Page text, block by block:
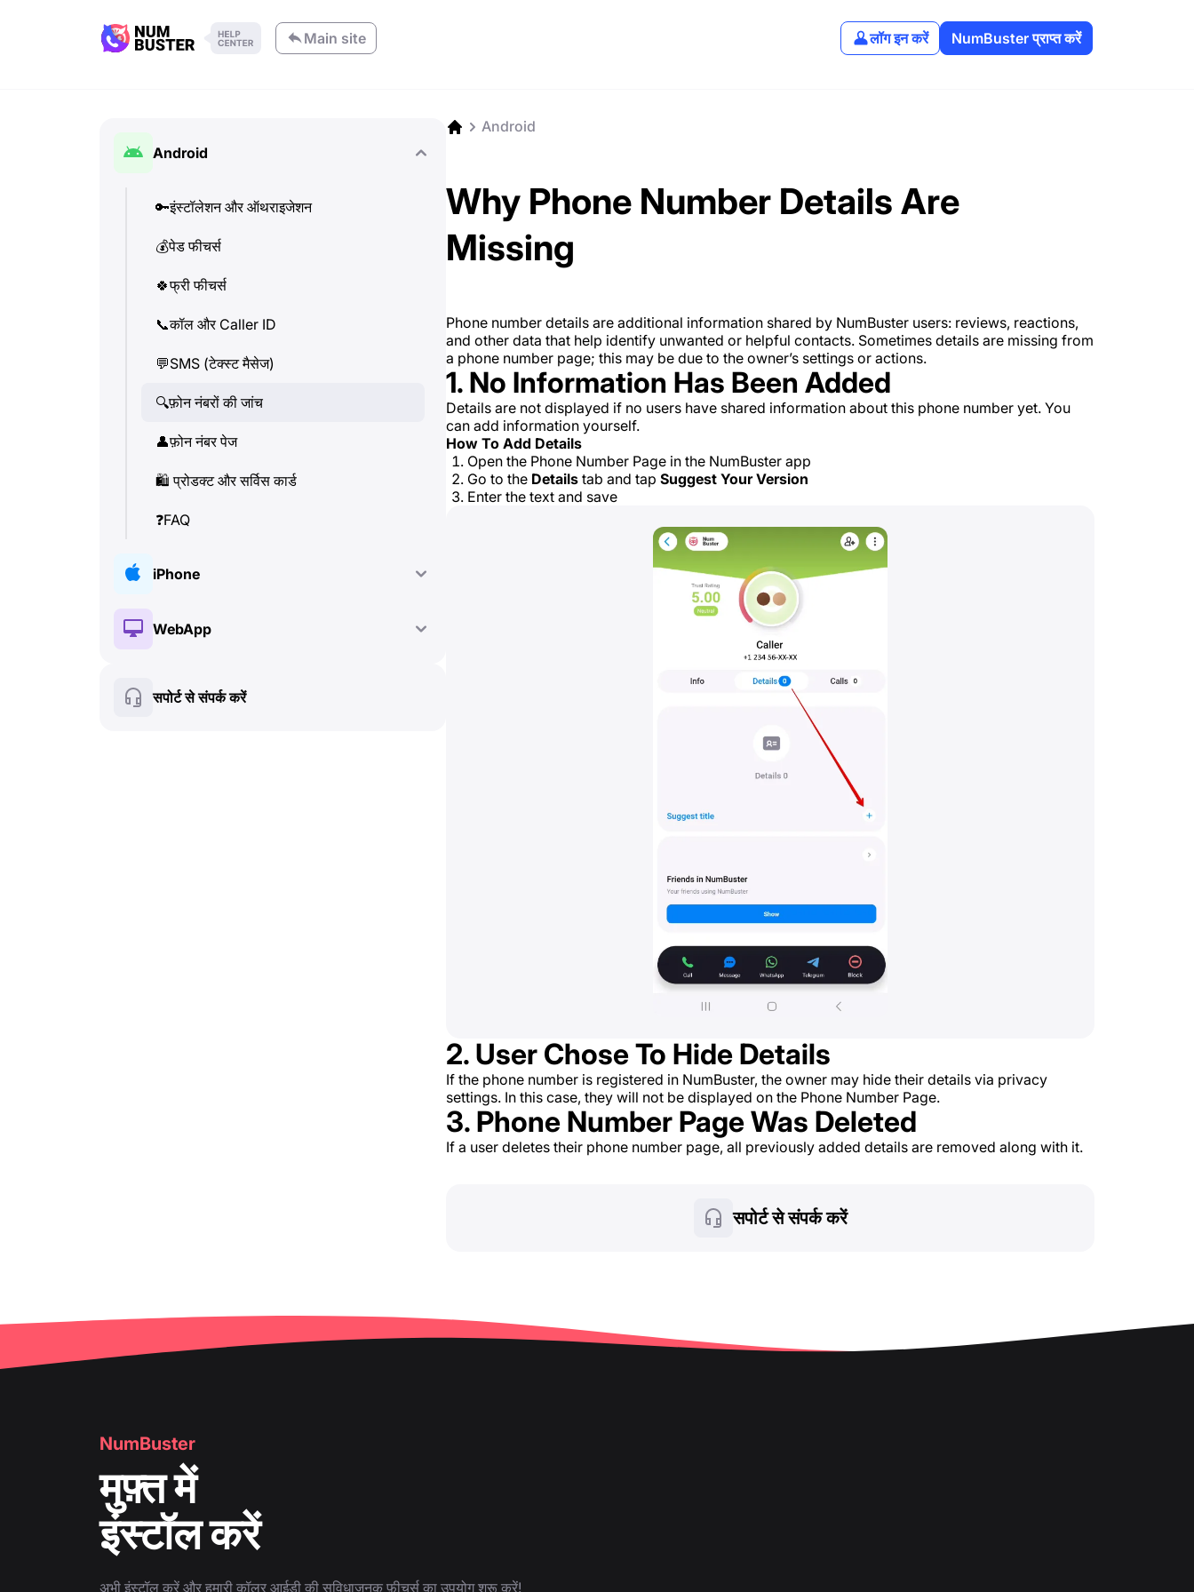
Main site लॉग इन करें NumBuster प्राप्त करें
Android
🔑इंस्टॉलेशन और ऑथराइजेशन
💰पेड फीचर्स
🍀फ्री फीचर्स
📞कॉल और Caller ID
💬SMS (टेक्स्ट मैसेज)
🔍फ़ोन नंबरों की जांच
👤फ़ोन नंबर पेज
🛍 ️ प्रोडक्ट और सर्विस कार्ड
❓FAQ
iPhone
🔑 इंस्टॉलेशन और ऑथराइजेशन
🍀फ्री फीचर्स
WebApp
सपोर्ट से संपर्क करें
Android
Why Phone Number Details Are
Missing
Phone number details are additional information shared by NumBuster users: reviews, reactions,
and other data that help identify unwanted or helpful contacts. Sometimes details are missing from
a phone number page; this may be due to the owner’s settings or actions.
1. No Information Has Been Added
Details are not displayed if no users have shared information about this phone number yet. You
can add information yourself.
How To Add Details
Open the Phone Number Page in the NumBuster app
Go to the Details tab and tap Suggest Your Version
Enter the text and save
2. User Chose To Hide Details
If the phone number is registered in NumBuster, the owner may hide their details via privacy
settings. In this case, they will not be displayed on the Phone Number Page.
3. Phone Number Page Was Deleted
If a user deletes their phone number page, all previously added details are removed along with it.
सपोर्ट से संपर्क करें
NumBuster
मुफ़्त में
इंस्टॉल करें
अभी इंस्टॉल करें और हमारी कॉलर आईडी की सुविधाजनक फ़ीचर्स का उपयोग शुरू करें!